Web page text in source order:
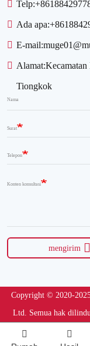
Telp:
Ada apa:
E-mail:
Alamat:
Tiongkok
Nama
Surat
Telepon
Konten konsultasi
mengirim
Copyright © 2020-
Ltd. Semua hak